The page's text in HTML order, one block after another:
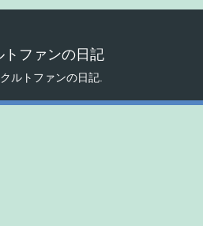
トファンの日記
ルトファンの日記.